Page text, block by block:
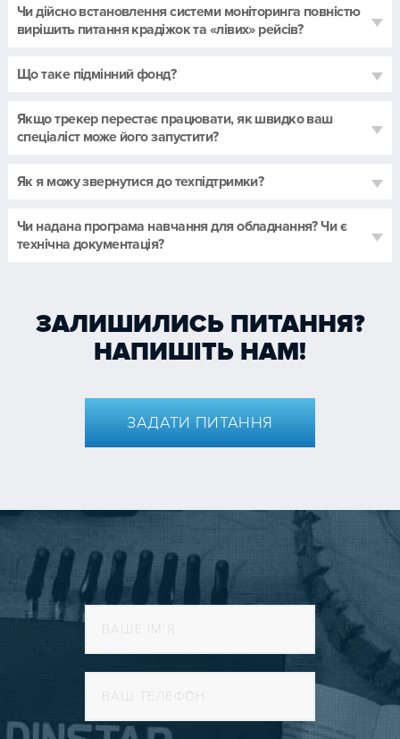
Чи дійсно встановлення системи моніторинга повністю
вирішить питання крадіжок та «лівих» рейсів?
Що таке підмінний фонд?
Якщо трекер перестає працювати, як швидко ваш
спеціаліст може його запустити?
Як я можу звернутися до техпідтримки?
Чи надана програма навчання для обладнання? Чи є
технічна документація?
ЗАЛИШИЛИСЬ ПИТАННЯ?
НАПИШІТЬ НАМ!
ЗАДАТИ ПИТАННЯ